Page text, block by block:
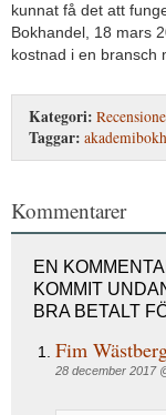
kunnat få det att
Bokhandel, 18 mars
kostnad i en bransch
Kategori:
Taggar:
Kommentarer
EN
KOMMIT
BRA BETALT
Fim
28 december 2017